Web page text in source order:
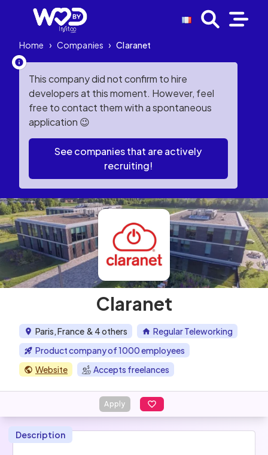
Home › Companies › Claranet
This company did not confirm to hire
developers at this moment. However, feel
free to contact them with a spontaneous
application 😉
See companies that are actively
recruiting!
Claranet
Paris, France & 4 others
Regular Teleworking
Product company of 1000 employees
Website
Accepts freelances
Apply
Description